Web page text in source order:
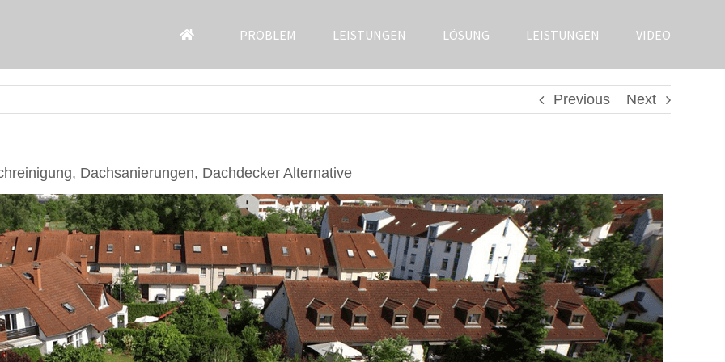
PROBLEM LEISTUNGEN LÖSUNG LEISTUNGEN VIDEO
Previous Next
Dachsanierungen, Dachdecker Alternative